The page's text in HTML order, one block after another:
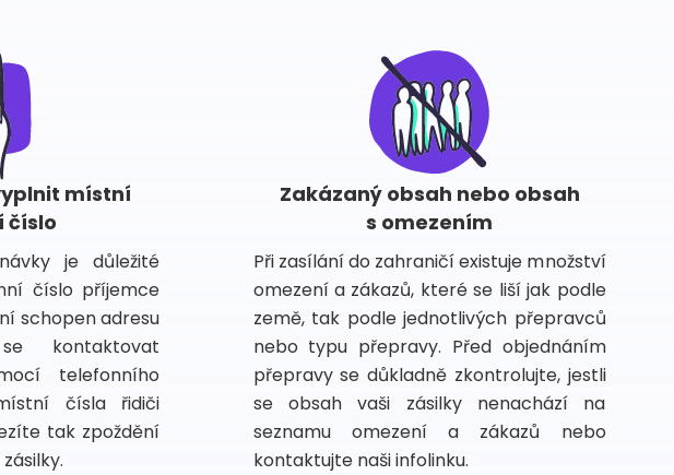
místní
číslo
je důležité
číslo příjemce
schopen adresu
kontaktovat
telefonního
čísla řidiči
tak zpoždění
Zakázaný obsah nebo obsah
s omezením
Při zasílání do zahraničí existuje množství
omezení a zákazů, které se liší jak podle
země, tak podle jednotlivých přepravců
nebo typu přepravy. Před objednáním
přepravy se důkladně zkontrolujte, jestli
se obsah vaši zásilky nenachází na
seznamu omezení a zákazů nebo
kontaktujte naši infolinku.